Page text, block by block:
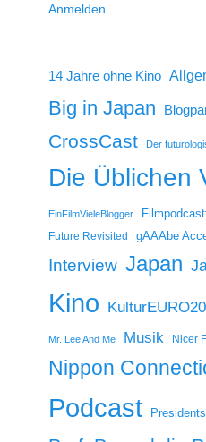
Anmelden
14 Jahre ohne Kino
Big in Japan
CrossCast Der
Die Üblichen
EinFilmVieleBlogger
Future Revisited
gAAAbe
Interview Japan
Kino
Mr. Lee And Me Musik Nicer
Nippon
Podcast Presidents